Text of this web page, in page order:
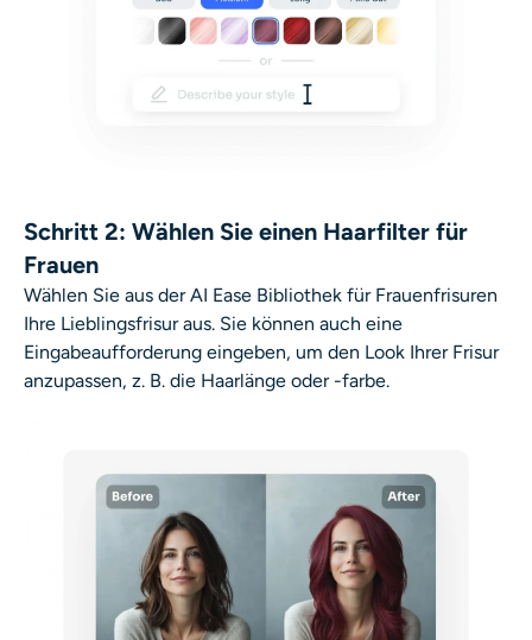
Schritt 2: Wählen Sie einen Haarfilter für
Frauen
Wählen Sie aus der AI Ease Bibliothek für Frauenfrisuren
Ihre Lieblingsfrisur aus. Sie können auch eine
Eingabeaufforderung eingeben, um den Look Ihrer Frisur
anzupassen, z. B. die Haarlänge oder -farbe.